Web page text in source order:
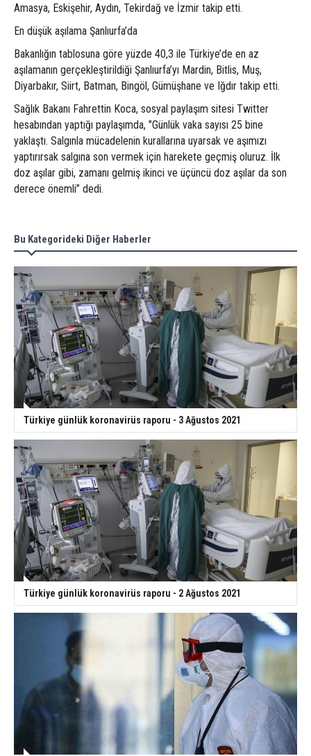
Amasya, Eskişehir, Aydın, Tekirdağ ve İzmir takip etti.
En düşük aşılama Şanlıurfa’da
Bakanlığın tablosuna göre yüzde 40,3 ile Türkiye’de en az
aşılamanın gerçekleştirildiği Şanlıurfa’yı Mardin, Bitlis, Muş,
Diyarbakır, Siirt, Batman, Bingöl, Gümüşhane ve Iğdır takip etti.
Sağlık Bakanı Fahrettin Koca, sosyal paylaşım sitesi Twitter
hesabından yaptığı paylaşımda, "Günlük vaka sayısı 25 bine
yaklaştı. Salgınla mücadelenin kurallarına uyarsak ve aşımızı
yaptırırsak salgına son vermek için harekete geçmiş oluruz. İlk
doz aşılar gibi, zamanı gelmiş ikinci ve üçüncü doz aşılar da son
derece önemli” dedi.
Bu Kategorideki Diğer Haberler
Türkiye günlük koronavirüs raporu - 3 Ağustos 2021
Türkiye günlük koronavirüs raporu - 2 Ağustos 2021